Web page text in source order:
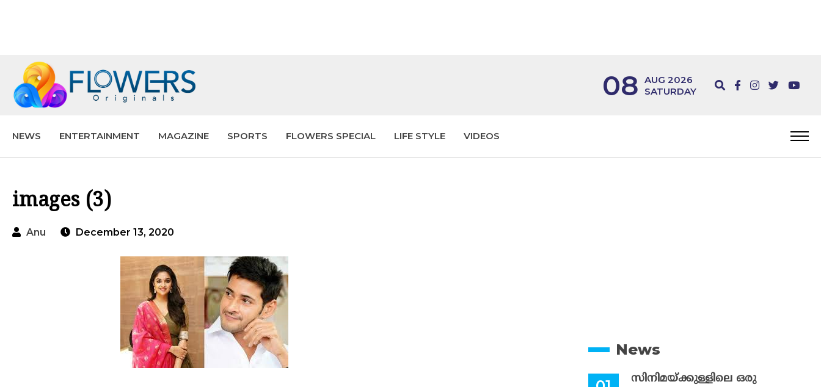
08 AUG 2026
SATURDAY
NEWS ENTERTAINMENT MAGAZINE SPORTS FLOWERS SPECIAL LIFE STYLE VIDEOS
images (3)
Anu December 13, 2020
News
സിനിമയ്ക്കുള്ളിലെ ഒരു